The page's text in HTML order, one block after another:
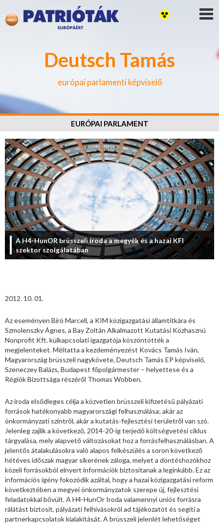
Deutsch Tamás
európai parlamenti képviselő
EURÓPAI PARLAMENT
A H4-HunOR brüsszeli iroda a megyék és a hazai KFI
szektor szolgálatában
2012. 10. 01.
Az eseményen Biró Marcell, a KIM közigazgatási államtitkára és
Szmolenszky Ágnes, a Bay Zoltán Alkalmazott Kutatási Közhasznú
Nonprofit Kft. külkapcsolati igazgatója köszöntötték a
megjelenteket. Méltatta a kezdeményezést Kovács Tamás Iván,
Magyarország brüsszeli nagykövete, Deutsch Tamás EP képviselő,
Szeneczey Balázs, Budapest főpolgármester – helyettese és a
Régiók Bizottsága részéről Thomas Wobben.
Az iroda elsődleges célja a közvetlen brüsszeli kifizetésű pályázati
források hatékonyabb magyarországi felhasználása; akár az
önkormányzati szintről, akár a kutatás-fejlesztési területről van szó.
Jelenleg zajlik a következő, 2014-20-ig terjedő költségvetési ciklus
tárgyalása, mely alapvető változásokat hoz a forrásfelhasználásban. A
jelentős átalakulásokra való alapos felkészülés a soron következő
hétéves időszak magyar sikerének záloga, melyet a döntéshozókhoz
közeli forrásokból elnyert információk biztosítanak a leginkább. Ez az
információs igény fokozódik azáltal, hogy a hazai közigazgatási reform
következtében a megyei önkormányzatok szerepe új, fejlesztési
feladatokkal bővült. A H4-HunOr Iroda valamennyi uniós forrásra
rálátást biztosít, pályázati felhívásokról ad tájékozatót és segíti a
partnerkapcsolatok kialakítását. A brüsszeli jelenlét lehetőséget